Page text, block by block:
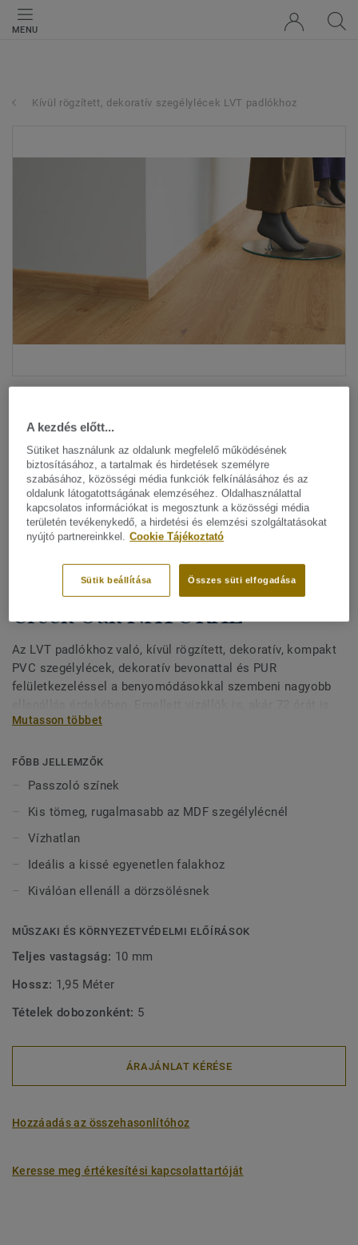
MENU
Kívül rögzített, dekoratív szegélylécek LVT padlókhoz
Minden dizájn megtekitése. (200)
All Accessories|Befejező munkák|Szegélylécek
Kívül rögzített, dekoratív
szegélylécek LVT padlókhoz -
Creek Oak NATURAL
Az LVT padlókhoz való, kívül rögzített, dekoratív, kompakt
PVC szegélylécek, dekoratív bevonattal és PUR
felületkezeléssel a benyomódásokkal szembeni nagyobb
vízben tölthetnek bármilyen sérülés nélkül. 2-féle (60 mm
színekben kapható a tökéletes kivitel érdekében. A kívül
rögzített, dekoratív szegélylécek kompatibilisek minden
Mutasson többet
FŐBB JELLEMZŐK
Passzoló színek
Kis tömeg, rugalmasabb az MDF szegélylécnél
Vízhatlan
Ideális a kissé egyenetlen falakhoz
Kiválóan ellenáll a dörzsölésnek
MŰSZAKI ÉS KÖRNYEZETVÉDELMI ELŐÍRÁSOK
Teljes vastagság: 10 mm
Hossz: 1,95 Méter
Tételek dobozonként: 5
ÁRAJÁNLAT KÉRÉSE
Hozzáadás az összehasonlítóhoz
Keresse meg értékesítési kapcsolattartóját
A kezdés előtt...
Sütiket használunk az oldalunk megfelelő működésének
biztosításához, a tartalmak és hirdetések személyre
szabásához, közösségi média funkciók felkínálásához és az
oldalunk látogatottságának elemzéséhez. Oldalhasználattal
kapcsolatos információkat is megosztunk a közösségi média
területén tevékenykedő, a hirdetési és elemzési szolgáltatásokat
nyújtó partnereinkkel. Cookie Tájékoztató
Összes süti elfogadása
Sütik beállítása